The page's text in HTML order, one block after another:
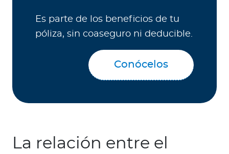
Es parte de los beneficios de tu
póliza, sin coaseguro ni deducible.
Conócelos
La relación entre el